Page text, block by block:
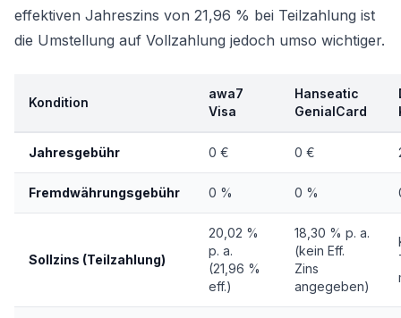
effektiven Jahreszins von 21,96 % bei Teilzahlung ist
die Umstellung auf Vollzahlung jedoch umso wichtiger.
Kondition
awa7
Visa
Hanseatic
GenialCard
Jahresgebühr 0 € 0 €
Fremdwährungsgebühr 0 % 0 %
Sollzins (Teilzahlung)
20,02 %
p. a.
(21,96 %
eff.)
18,30 % p. a.
(kein Eff.
Zins
angegeben)